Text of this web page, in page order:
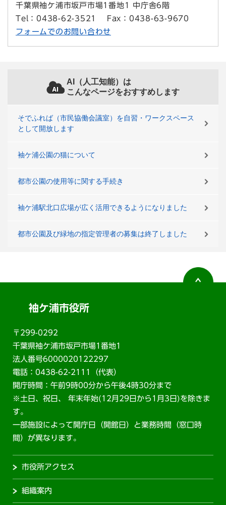
千葉県袖ケ浦市坂戸市場1番地1 中庁舎6階
Tel：0438-62-3521
Fax：0438-63-9670
フォームでのお問い合わせ
AI（人工知能）は
こんなページをおすすめします
そでふれば（市民協働会議室）を自習・ワークスペース
として開放します
袖ケ浦公園の猫について
都市公園の使用等に関する手続き
袖ケ浦駅北口広場が広く活用できるようになりました
都市公園及び緑地の指定管理者の募集は終了しました
袖ケ浦市役所
〒299-0292
千葉県袖ケ浦市坂戸市場1番地1
法人番号6000020122297
電話：0438-62-2111（代表）
開庁時間：午前9時00分から午後4時30分まで
※土日、祝日、 年末年始(12月29日から1月3日)を除きま
す。
一部施設によって開庁日（開館日）と業務時間（窓口時
間）が異なります。
市役所アクセス
組織案内